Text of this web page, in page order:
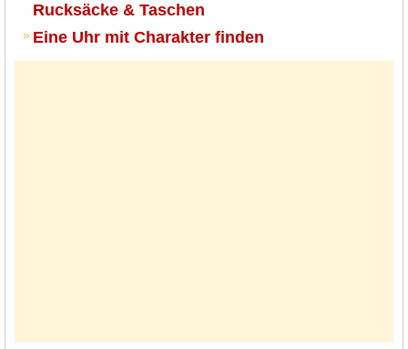
Rucksäcke & Taschen
Eine Uhr mit Charakter finden